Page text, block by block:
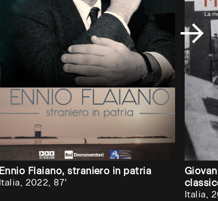
Ennio Flaiano, straniero in patria
Italia, 2022, 87'
Italia,